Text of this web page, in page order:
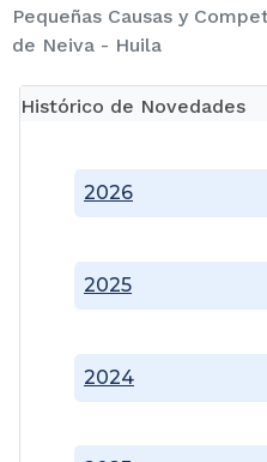
Pequeñas Causas y
de Neiva - Huila
Histórico de Novedades
2024
2025
2026